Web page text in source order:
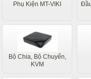
Phụ Kiện MT-VIKI
Bộ Chia, Bộ Chuyển,
KVM